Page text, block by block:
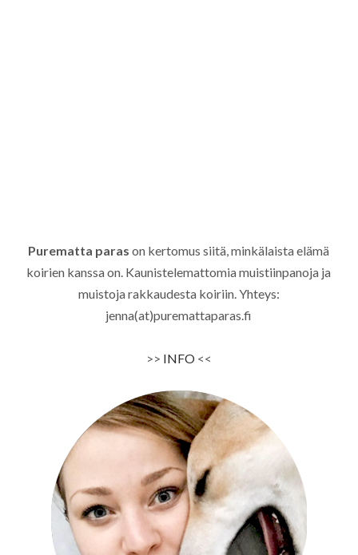
Purematta paras on kertomus siitä, minkälaista elämä
koirien kanssa on. Kaunistelemattomia muistiinpanoja ja
muistoja rakkaudesta koiriin. Yhteys:
jenna(at)puremattaparas.fi
>> INFO<<